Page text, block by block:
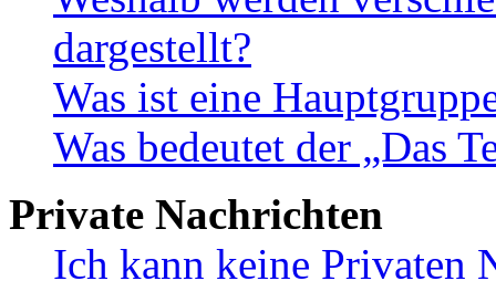
dargestellt?
Was ist eine
Was bedeutet der „Das
Private Nachrichten
Ich kann keine Privaten